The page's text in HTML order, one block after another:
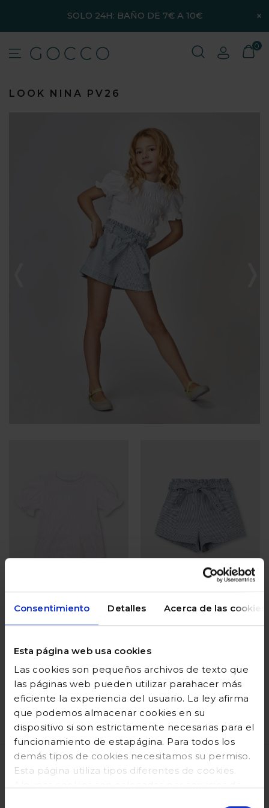
Consentimiento Detalles Acerca de las cookies
Esta página web usa cookies
Las cookies son pequeños archivos de texto que
las páginas web pueden utilizar parahacer más
eficiente la experiencia del usuario. La ley afirma
que podemos almacenar cookies en su
dispositivo si son estrictamente necesarias para el
funcionamiento de estapágina. Para todos los
demás tipos de cookies necesitamos su permiso.
Esta página utiliza tipos diferentes de cookies.
Algunas cookies son colocadas por servicios de
SOLO 24H: BAÑO DE 7€ A 10€ ×
0
LOOK NINA PV26
Camiseta
Precio reducido desde
26,99 €
Añadir
Valoración del cliente 5 de 5
Pantalón de micro
Añadir
Valoración del cliente 3,6
VENTAJAS